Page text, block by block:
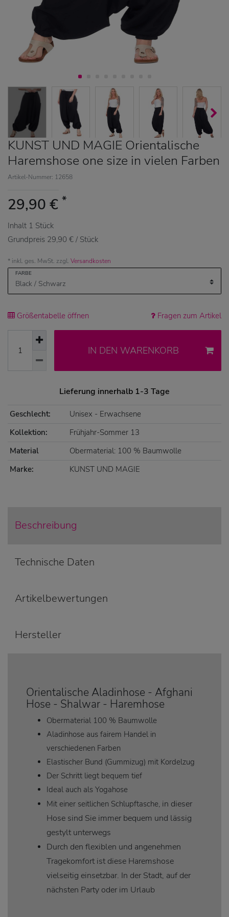
KUNST UND MAGIE Orientalische
Haremshose one size in vielen Farben
Artikel-Nummer: 12658
29,90 € *
Inhalt 1 Stück
Grundpreis 29,90 € / Stück
* inkl. ges. MwSt. zzgl. Versandkosten
FARBE
Größentabelle öffnen Fragen zum Artikel
IN DEN WARENKORB
Lieferung innerhalb 1-3 Tage
Geschlecht:
Unisex - Erwachsene
Kollektion:
Frühjahr-Sommer 13
Material
Obermaterial: 100 % Baumwolle
Marke:
KUNST UND MAGIE
Beschreibung
Technische Daten
Artikelbewertungen
Hersteller
Orientalische Aladinhose - Afghani
Hose - Shalwar - Haremhose
Obermaterial 100 % Baumwolle
Aladinhose aus fairem Handel in
verschiedenen Farben
Elastischer Bund (Gummizug) mit Kordelzug
Der Schritt liegt bequem tief
Ideal auch als Yogahose
Mit einer seitlichen Schlupftasche, in dieser
Hose sind Sie immer bequem und lässig
gestylt unterwegs
Durch den flexiblen und angenehmen
Tragekomfort ist diese Haremshose
vielseitig einsetzbar. In der Stadt, auf der
nächsten Party oder im Urlaub